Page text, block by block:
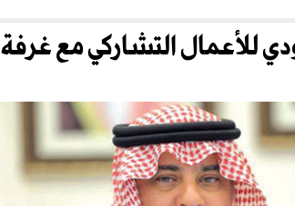
للأعمال التشاركي مع غرفة